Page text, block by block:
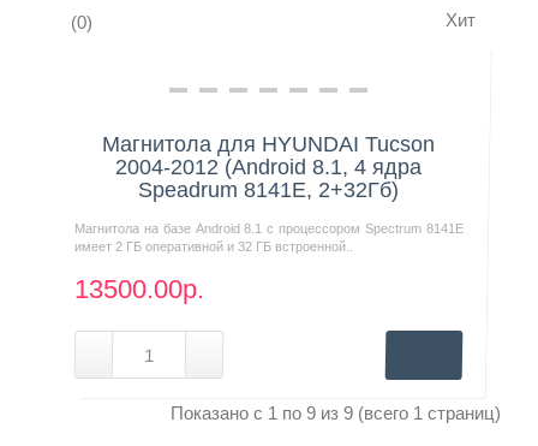
(0) Хит
Нашли дешевле?
Магнитола для HYUNDAI Tucson
2004-2012 (Android 8.1, 4 ядра
Speadrum 8141E, 2+32Гб)
Магнитола на базе Android 8.1 с процессором Spectrum 8141E
имеет 2 ГБ оперативной и 32 ГБ встроенной..
13500.00р.
Показано с 1 по 9 из 9 (всего 1 страниц)